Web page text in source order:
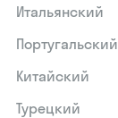
Итальянский
Португальский
Китайский
Турецкий